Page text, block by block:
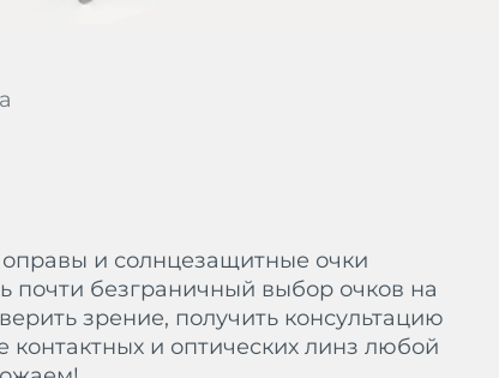
и солнцезащитные очки
почти безграничный выбор очков на
зрение, получить консультацию
и оптических линз любой